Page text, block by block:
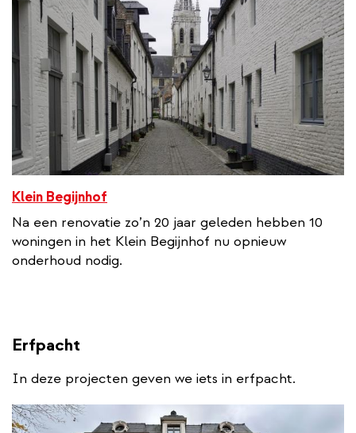
Klein Begijnhof
Na een renovatie zo’n 20 jaar geleden hebben 10
woningen in het Klein Begijnhof nu opnieuw
onderhoud nodig.
Erfpacht
In deze projecten geven we iets in erfpacht.